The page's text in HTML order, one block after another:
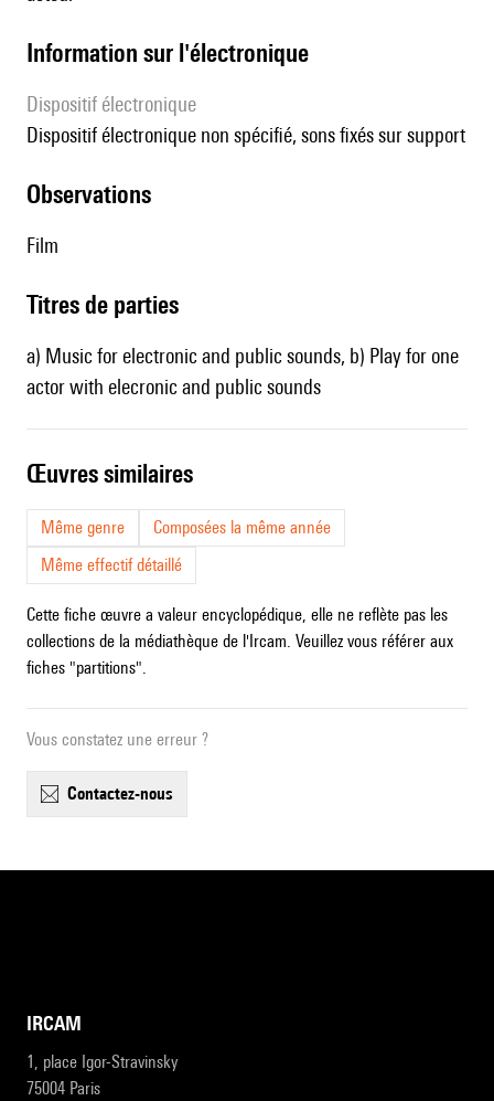
Information sur l'électronique
Dispositif électronique
dispositif électronique non spécifié, sons fixés sur support
observations
Film
Titres de parties
a) Music for electronic and public sounds, b) Play for one
actor with elecronic and public sounds
œuvres similaires
Même genre
Composées la même année
Même effectif détaillé
Cette fiche œuvre a valeur encyclopédique, elle ne reflète pas les
collections de la médiathèque de l'Ircam. Veuillez vous référer aux
fiches "partitions".
Vous constatez une erreur ?
contactez-nous
IRCAM
1, place Igor-Stravinsky
75004 Paris